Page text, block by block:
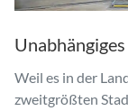
Weil es in der
zweitgrößten